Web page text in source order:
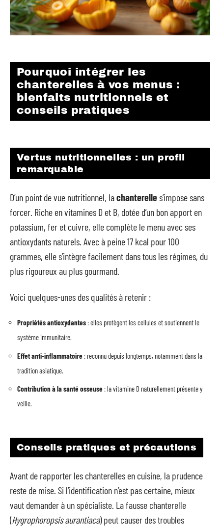
Pourquoi intégrer les
chanterelles à vos menus :
bienfaits nutritionnels et
conseils pratiques
Vertus nutritionnelles : un profil
remarquable
D’un point de vue nutritionnel, lachanterelles’impose sans
forcer. Riche en vitamines D et B, dotée d’un bon apport en
potassium, fer et cuivre, elle complète le menu avec ses
antioxydants naturels. Avec à peine 17 kcal pour 100
grammes, elle s’intègre facilement dans tous les régimes, du
plus rigoureux au plus gourmand.
Voici quelques-unes des qualités à retenir :
Propriétés antioxydantes : elles protègent les cellules et soutiennent le
système immunitaire.
Effet anti-inflammatoire : reconnu depuis longtemps, notamment dans la
tradition asiatique.
Contribution à la santé osseuse : la vitamine D naturellement présente y
veille.
Conseils pratiques et précautions
Avant de rapporter les chanterelles en cuisine, la prudence
reste de mise. Si l’identification n’est pas certaine, mieux
vaut demander à un spécialiste. La fausse chanterelle
(Hygrophoropsis aurantiaca) peut causer des troubles